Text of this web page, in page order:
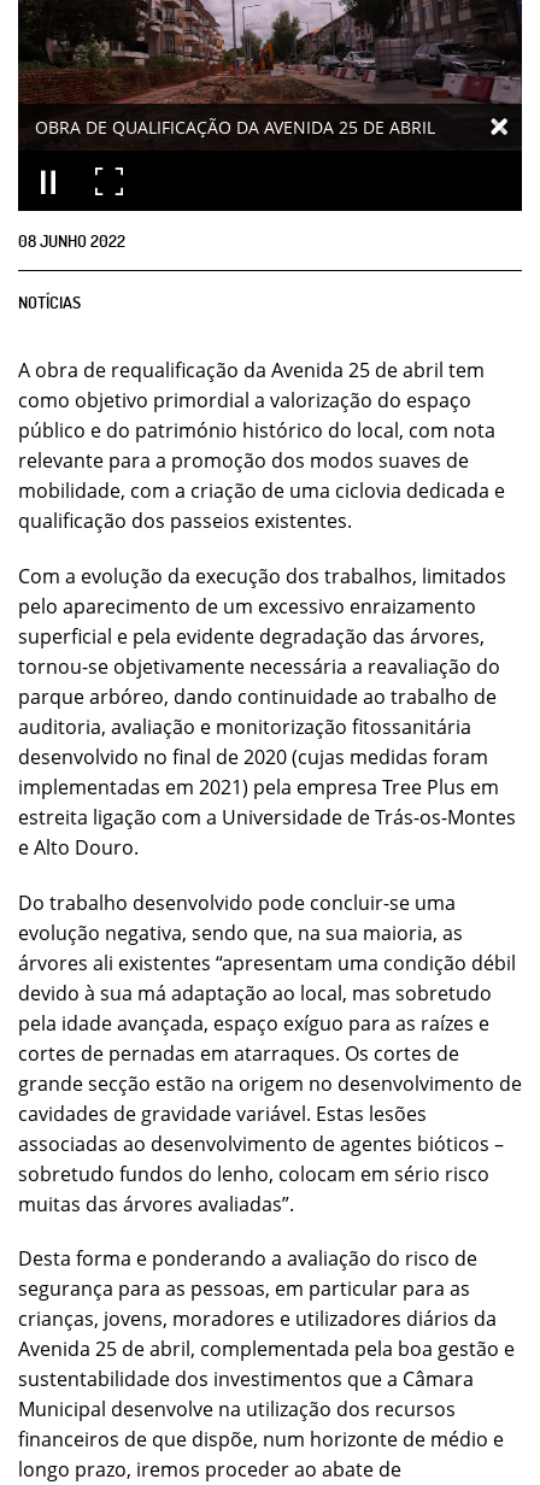
OBRA DE QUALIFICAÇÃO DA AVENIDA 25 DE ABRIL
08JUNHO2022
NOTÍCIAS
A obra de requalificação da Avenida 25 de abril tem
como objetivo primordial a valorização do espaço
público e do património histórico do local, com nota
relevante para a promoção dos modos suaves de
mobilidade, com a criação de uma ciclovia dedicada e
qualificação dos passeios existentes.
Com a evolução da execução dos trabalhos, limitados
pelo aparecimento de um excessivo enraizamento
superficial e pela evidente degradação das árvores,
tornou-se objetivamente necessária a reavaliação do
parque arbóreo, dando continuidade ao trabalho de
auditoria, avaliação e monitorização fitossanitária
desenvolvido no final de 2020 (cujas medidas foram
implementadas em 2021) pela empresa Tree Plus em
estreita ligação com a Universidade de Trás-os-Montes
e Alto Douro.
Do trabalho desenvolvido pode concluir-se uma
evolução negativa, sendo que, na sua maioria, as
árvores ali existentes “apresentam uma condição débil
devido à sua má adaptação ao local, mas sobretudo
pela idade avançada, espaço exíguo para as raízes e
cortes de pernadas em atarraques. Os cortes de
grande secção estão na origem no desenvolvimento de
cavidades de gravidade variável. Estas lesões
associadas ao desenvolvimento de agentes bióticos –
sobretudo fundos do lenho, colocam em sério risco
muitas das árvores avaliadas”.
Desta forma e ponderando a avaliação do risco de
segurança para as pessoas, em particular para as
crianças, jovens, moradores e utilizadores diários da
Avenida 25 de abril, complementada pela boa gestão e
sustentabilidade dos investimentos que a Câmara
Municipal desenvolve na utilização dos recursos
financeiros de que dispõe, num horizonte de médio e
longo prazo, iremos proceder ao abate de